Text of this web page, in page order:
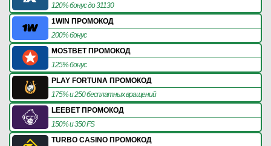
120% бонус до 31130
1WIN ПРОМОКОД
200% бонус
MOSTBET ПРОМОКОД
125% бонус
PLAY FORTUNA ПРОМОКОД
175% и 250 бесплатных вращений
LEEBET ПРОМОКОД
150% и 350 FS
TURBO CASINO ПРОМОКОД